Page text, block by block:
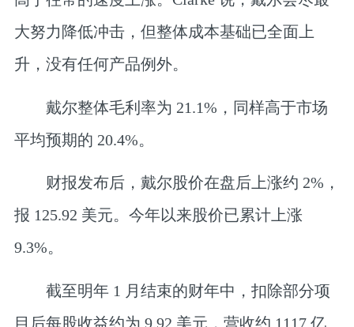
大努力降低冲击，但整体成本基础已全面上
升，没有任何产品例外。
戴尔整体毛利率为 21.1%，同样高于市场
平均预期的 20.4%。
财报发布后，戴尔股价在盘后上涨约 2%，
报 125.92 美元。今年以来股价已累计上涨
9.3%。
截至明年 1 月结束的财年中，扣除部分项
目后每股收益约为 9.92 美元，营收约 1117 亿